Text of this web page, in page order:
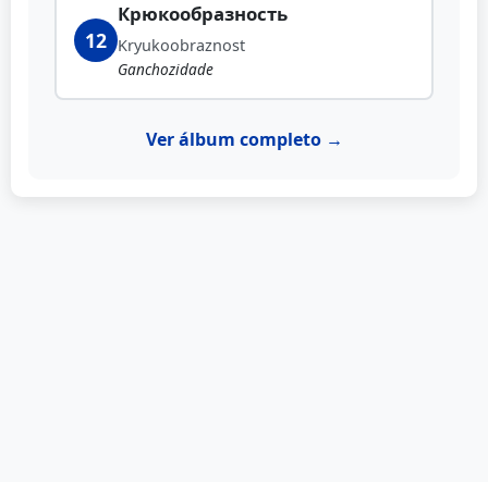
12
Крюкообразность
Kryukoobraznost
Ganchozidade
Ver álbum completo →